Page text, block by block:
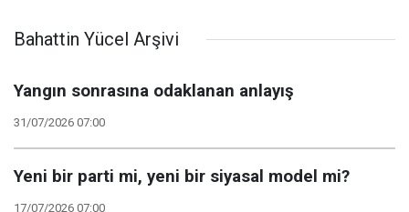
Bahattin Yücel Arşivi
Yangın sonrasına odaklanan anlayış
31/07/2026 07:00
Yeni bir parti mi, yeni bir siyasal model mi?
17/07/2026 07:00